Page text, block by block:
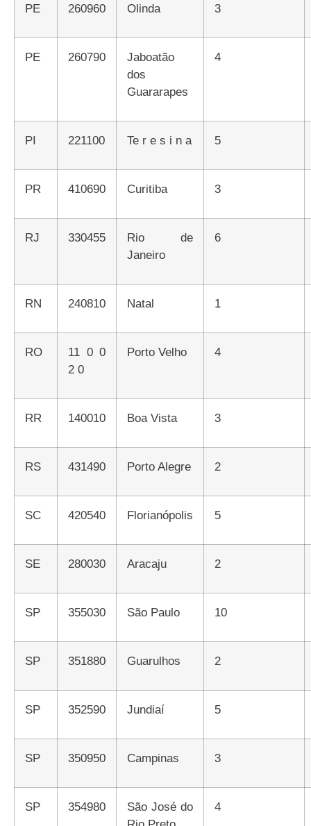
PE 260960 Olinda 3
PE 260790
Jaboatão
dos
Guararapes
4
PI 221100 Te r e s i n a 5
PR 410690 Curitiba 3
RJ 330455
Rio de
Janeiro
6
RN 240810 Natal 1
RO
11 0 0
2 0
Porto Velho 4
RR 140010 Boa Vista 3
RS 431490 Porto Alegre 2
SC 420540 Florianópolis 5
SE 280030 Aracaju 2
SP 355030 São Paulo 10
SP 351880 Guarulhos 2
SP 352590 Jundiaí 5
SP 350950 Campinas 3
SP 354980
São José do
4